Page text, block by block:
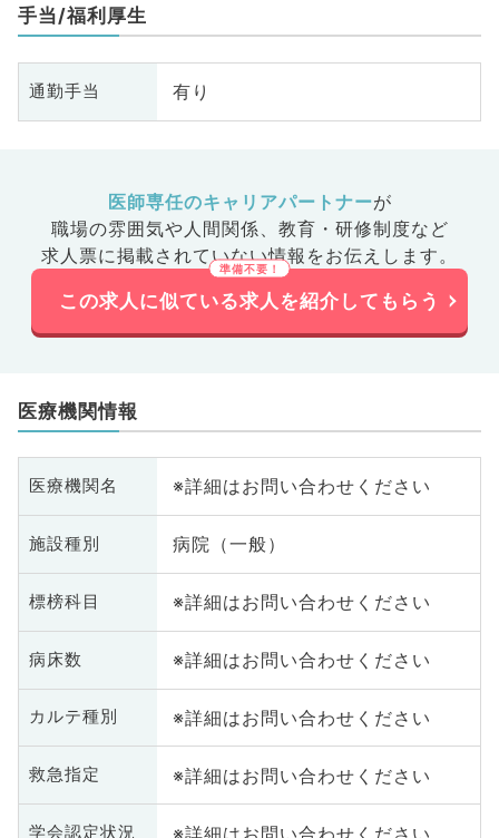
手当/福利厚生
通勤手当 有り
医師専任のキャリアパートナーが
職場の雰囲気や人間関係、 教育・研修制度など
求人票に掲載されていない情報をお伝えします。
この求人に似ている求人を紹介してもらう
医療機関情報
医療機関名 ※詳細はお問い合わせください
施設種別 病院（一般）
標榜科目 ※詳細はお問い合わせください
病床数 ※詳細はお問い合わせください
カルテ種別 ※詳細はお問い合わせください
救急指定 ※詳細はお問い合わせください
学会認定状況 ※詳細はお問い合わせください